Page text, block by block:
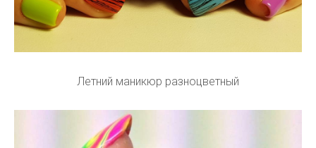
Летний маникюр разноцветный